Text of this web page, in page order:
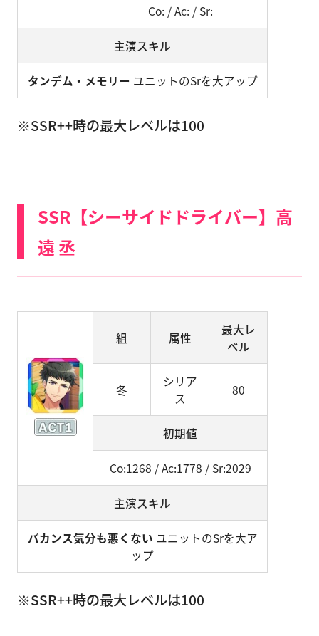
Co: / Ac: / Sr:
主演スキル
タンデム・メモリー ユニットのSrを大アップ
※SSR++時の最大レベルは100
SSR【シーサイドドライバー】高
遠 丞
組 属性
最大レ
ベル
冬
シリア
ス
80
初期値
Co:1268 / Ac:1778 / Sr:2029
主演スキル
バカンス気分も悪くない ユニットのSrを大ア
ップ
※SSR++時の最大レベルは100